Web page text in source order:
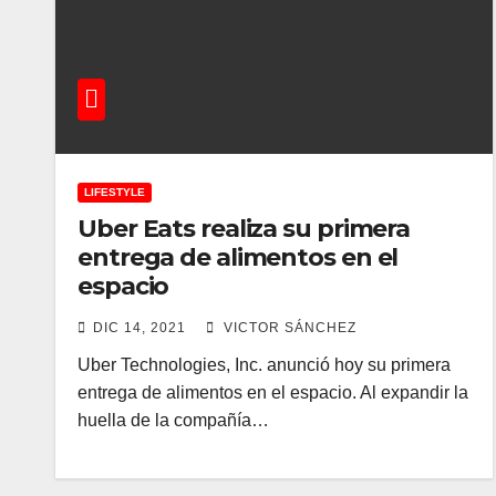
LIFESTYLE
Uber Eats realiza su primera
entrega de alimentos en el
espacio
DIC 14, 2021 VICTOR SÁNCHEZ
Uber Technologies, Inc. anunció hoy su primera
entrega de alimentos en el espacio. Al expandir la
huella de la compañía…